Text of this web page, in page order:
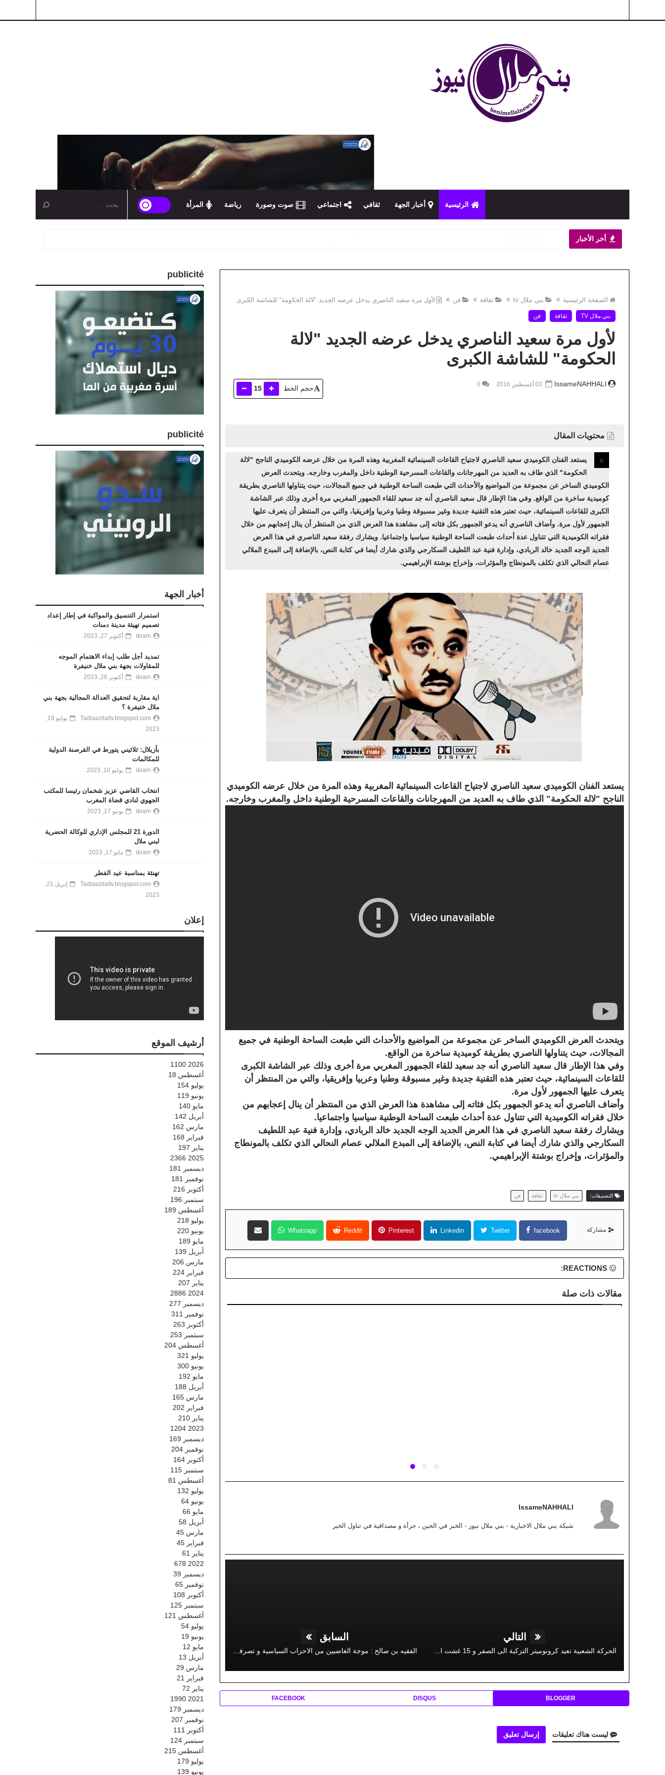
الرئيسية أخبار الجهة ثقافي اجتماعي صوت وصورة رياضة المرأة
أخر الأخبار
الصفحة الرئيسية بني ملال tv ثقافة فن لأول مرة سعيد الناصري يدخل عرضه الجديد "لالة الحكومة" للشاشة الكبرى
بني ملال TV ثقافة فن
لأول مرة سعيد الناصري يدخل عرضه الجديد "لالة
الحكومة" للشاشة الكبرى
IssameNAHHALI
0 حجم الخط 15
محتويات المقال
يستعد الفنان الكوميدي سعيد الناصري لاجتياح القاعات السينمائية المغربية وهذه المرة من خلال عرضه الكوميدي الناجح "لالة
الحكومة" الذي طاف به العديد من المهرجانات والقاعات المسرحية الوطنية داخل والمغرب وخارجه. ويتحدث العرض
الكوميدي الساخر عن مجموعة من المواضيع والأحداث التي طبعت الساحة الوطنية في جميع المجالات، حيث يتناولها الناصري بطريقة
كوميدية ساخرة من الواقع. وفي هذا الإطار قال سعيد الناصري أنه جد سعيد للقاء الجمهور المغربي مرة أخرى وذلك عبر الشاشة
الكبرى للقاعات السينمائية، حيث تعتبر هذه التقنية جديدة وغير مسبوقة وطنيا وعربيا وإفريقيا، والتي من المنتظر أن يتعرف عليها
الجمهور لأول مرة. وأضاف الناصري أنه يدعو الجمهور بكل فئاته إلى مشاهدة هذا العرض الذي من المنتظر أن ينال إعجابهم من خلال
فقراته الكوميدية التي تتناول عدة أحداث طبعت الساحة الوطنية سياسيا واجتماعيا. ويشارك رفقة سعيد الناصري في هذا العرض
الجديد الوجه الجديد خالد الربادي، وإدارة فنية عبد اللطيف السكارجي والذي شارك أيضا في كتابة النص، بالإضافة إلى المبدع الملالي
عصام النحالي الذي تكلف بالمونطاج والمؤثرات، وإخراج بوشتة الإبراهيمي.
يستعد الفنان الكوميدي سعيد الناصري لاجتياح القاعات السينمائية المغربية وهذه المرة من خلال عرضه الكوميدي
الناجح "لالة الحكومة" الذي طاف به العديد من المهرجانات والقاعات المسرحية الوطنية داخل والمغرب وخارجه.
ويتحدث العرض الكوميدي الساخر عن مجموعة من المواضيع والأحداث التي طبعت الساحة الوطنية في جميع
المجالات، حيث يتناولها الناصري بطريقة كوميدية ساخرة من الواقع.
وفي هذا الإطار قال سعيد الناصري أنه جد سعيد للقاء الجمهور المغربي مرة أخرى وذلك عبر الشاشة الكبرى
للقاعات السينمائية، حيث تعتبر هذه التقنية جديدة وغير مسبوقة وطنيا وعربيا وإفريقيا، والتي من المنتظر أن
يتعرف عليها الجمهور لأول مرة.
وأضاف الناصري أنه يدعو الجمهور بكل فئاته إلى مشاهدة هذا العرض الذي من المنتظر أن ينال إعجابهم من
خلال فقراته الكوميدية التي تتناول عدة أحداث طبعت الساحة الوطنية سياسيا واجتماعيا.
ويشارك رفقة سعيد الناصري في هذا العرض الجديد الوجه الجديد خالد الربادي، وإدارة فنية عبد اللطيف
السكارجي والذي شارك أيضا في كتابة النص، بالإضافة إلى المبدع الملالي عصام النحالي الذي تكلف بالمونطاج
والمؤثرات، وإخراج بوشتة الإبراهيمي.
التصنيفات: بني ملال tv ثقافة فن
مشاركة facebook
Twitter
Linkedin
Pinterest
Reddit
Whatsapp
REACTIONS:
مقالات ذات صلة
IssameNAHHALI
شبكة بني ملال الاخبارية - بني ملال نيوز - الخبر في الحين ، جرأة و مصداقية في تناول الخبر
التالي السابق
BLOGGER
DISQUS
FACEBOOK
ليست هناك تعليقات إرسال تعليق
publicité
publicité
أخبار الجهة
استمرار التنسيق والمواكبة في إطار إعداد
تصميم تهيئة مدينة دمنات
ikram أكتوبر 27, 2023
تمديد أجل طلب إبداء الاهتمام الموجه
للمقاولات بجهة بني ملال خنيفرة
ikram أكتوبر 26, 2023
اية مقاربة لتحقيق العدالة المجالية بجهة بني
ملال ختيفرة ؟
Tadlaazilaltv.blogspot.com
يوليو 19,
2023
بأزيلال: ثلاثيني يتورط في القرصنة الدولية
للمكالمات
ikram يوليو 10, 2023
انتخاب القاضي عزيز شخمان رئيسا للمكتب
الجهوي لنادي قضاة المغرب
ikram يونيو 17, 2023
الدورة 21 للمجلس الإداري للوكالة الحضرية
لبني ملال
ikram مايو 17, 2023
تهنئة بمناسبة عيد الفطر
Tadlaazilaltv.blogspot.com
إبريل 21,
2023
إعلان
أرشيف الموقع
2026
1100
أغسطس 18
يوليو 154
يونيو 119
مايو 140
أبريل 142
مارس 162
فبراير 168
يناير 197
2025
2366
ديسمبر
181
نوفمبر
181
أكتوبر 216
سبتمبر 196
أغسطس 189
يوليو 218
يونيو 220
مايو 189
أبريل 139
مارس 206
فبراير 224
يناير 207
2024
2886
ديسمبر 277
نوفمبر
311
أكتوبر 263
سبتمبر 253
أغسطس 204
يوليو 321
يونيو 300
مايو 192
أبريل 188
مارس 165
فبراير 202
يناير 210
2023
1204
ديسمبر 169
نوفمبر 204
أكتوبر 164
سبتمبر 115
أغسطس 81
يوليو 132
يونيو 64
مايو 66
أبريل 58
مارس 45
فبراير 45
يناير
61
2022
678
ديسمبر 39
نوفمبر 65
أكتوبر 108
سبتمبر 125
أغسطس 121
يوليو 54
يونيو 19
مايو 12
أبريل 13
مارس 29
فبراير
21
يناير 72
2021
1990
ديسمبر 179
نوفمبر 207
أكتوبر
111
سبتمبر 124
أغسطس 215
يوليو 179
يونيو 139